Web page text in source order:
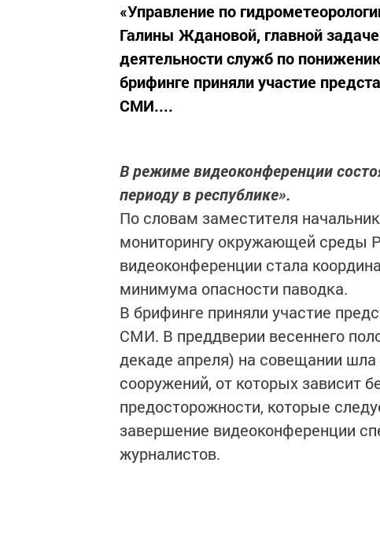
«Управление по
Галины Ждановой, главной
деятельности служб по
брифинге приняли участие
СМИ....
В режиме видеоконференции
периоду в республике».
По словам заместителя
мониторингу окружающей среды
видеоконференции стала
минимума опасности паводка.
В брифинге приняли участие
СМИ. В преддверии весеннего
декаде апреля) на совещании шла
сооружений, от которых зависит
предосторожности, которые
завершение видеоконференции
журналистов.